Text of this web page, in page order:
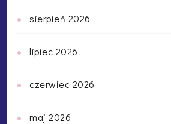
sierpień 2026
lipiec 2026
czerwiec 2026
maj 2026